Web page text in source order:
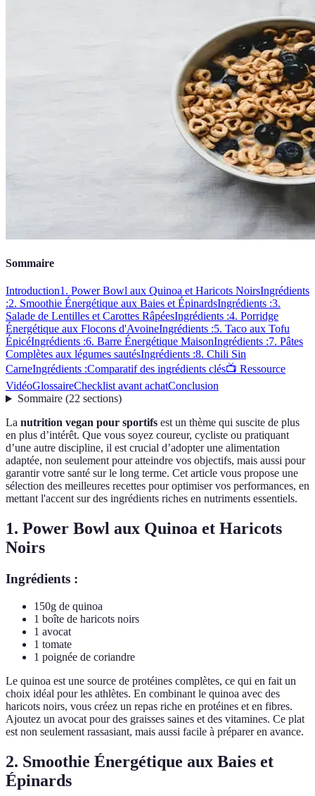
Sommaire
Introduction1. Power Bowl aux Quinoa et Haricots NoirsIngrédients
:2. Smoothie Énergétique aux Baies et ÉpinardsIngrédients :3.
Salade de Lentilles et Carottes RâpéesIngrédients :4. Porridge
Énergétique aux Flocons d'AvoineIngrédients :5. Taco aux Tofu
ÉpicéIngrédients :6. Barre Énergétique MaisonIngrédients :7. Pâtes
Complètes aux légumes sautésIngrédients :8. Chili Sin
CarneIngrédients :Comparatif des ingrédients clés📺 Ressource
VidéoGlossaireChecklist avant achatConclusion
Sommaire(22 sections)
La nutrition vegan pour sportifs est un thème qui suscite de plus
en plus d’intérêt. Que vous soyez coureur, cycliste ou pratiquant
d’une autre discipline, il est crucial d’adopter une alimentation
adaptée, non seulement pour atteindre vos objectifs, mais aussi pour
garantir votre santé sur le long terme. Cet article vous propose une
sélection des meilleures recettes pour optimiser vos performances, en
mettant l'accent sur des ingrédients riches en nutriments essentiels.
1. Power Bowl aux Quinoa et Haricots
Noirs
Ingrédients :
150g de quinoa
1 boîte de haricots noirs
1 avocat
1 tomate
1 poignée de coriandre
Le quinoa est une source de protéines complètes, ce qui en fait un
choix idéal pour les athlètes. En combinant le quinoa avec des
haricots noirs, vous créez un repas riche en protéines et en fibres.
Ajoutez un avocat pour des graisses saines et des vitamines. Ce plat
est non seulement rassasiant, mais aussi facile à préparer en avance.
2. Smoothie Énergétique aux Baies et
Épinards